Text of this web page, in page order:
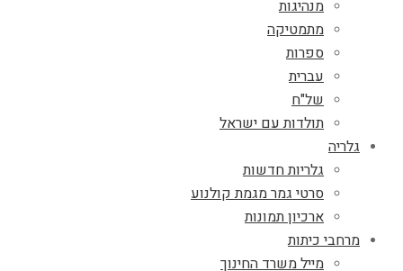
מנהיגות
מתמטיקה
ספרות
עברית
של"ח
תולדות עם ישראל
גלריה
גלריות חדשות
סרטי גמר מגמת קולנוע
ארכיון תמונות
מרחבי כיתות
מייל משרד החינוך